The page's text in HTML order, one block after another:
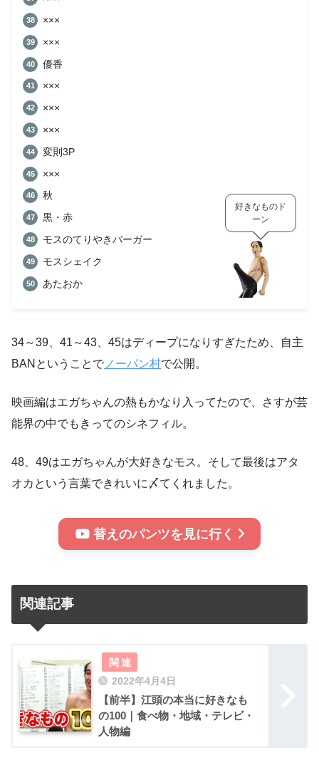
×××
×××
優香
×××
×××
×××
変則3P
×××
秋
黒・赤
モスのてりやきバーガー
モスシェイク
あたおか
好きなものド
ーン
34～39、41～43、45はディープになりすぎたため、自主
BANということで ノーパン村で公開。
映画編はエガちゃんの熱もかなり入ってたので、さすが芸
能界の中でもきってのシネフィル。
48、49はエガちゃんが大好きなモス。そして最後はアタ
オカという言葉できれいに〆てくれました。
替えのパンツを見に行く
関連記事
2022年4月4日
【前半】江頭の本当に好きなも
の100｜食べ物・地域・テレビ・
人物編